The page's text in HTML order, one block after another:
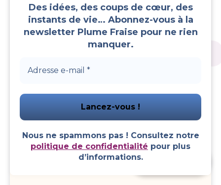
Des idées, des coups de cœur, des
instants de vie… Abonnez-vous à la
newsletter Plume Fraise pour ne rien
manquer.
Nous ne spammons pas ! Consultez notre
politique de confidentialité pour plus
d’informations.
Soin des cheveux
Soin des lèvres
Soupes